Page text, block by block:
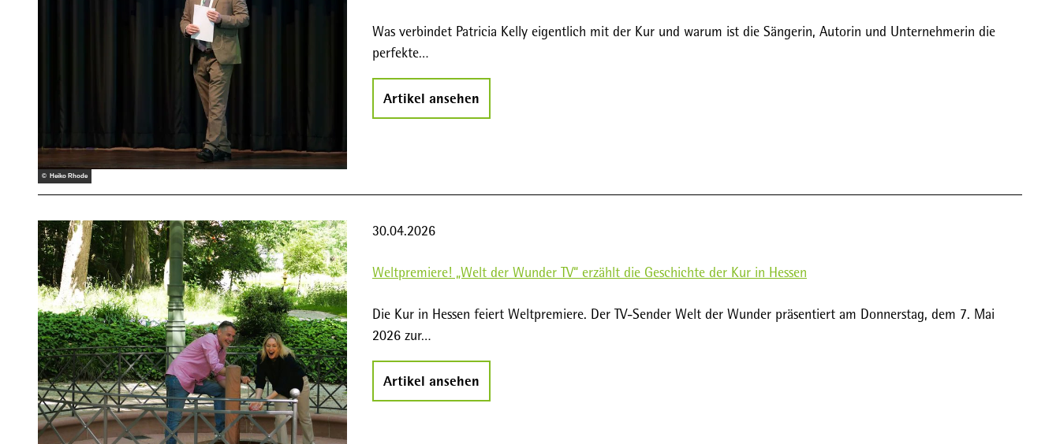
© Heiko Rhode
Was verbindet Patricia Kelly eigentlich mit der Kur und warum ist die Sängerin, Autorin und Unternehmerin die
perfekte…
Artikel ansehen
30.04.2026
Weltpremiere! „Welt der Wunder TV“ erzählt die Geschichte der Kur in Hessen
Die Kur in Hessen feiert Weltpremiere. Der TV-Sender Welt der Wunder präsentiert am Donnerstag, dem 7. Mai
2026 zur…
Artikel ansehen